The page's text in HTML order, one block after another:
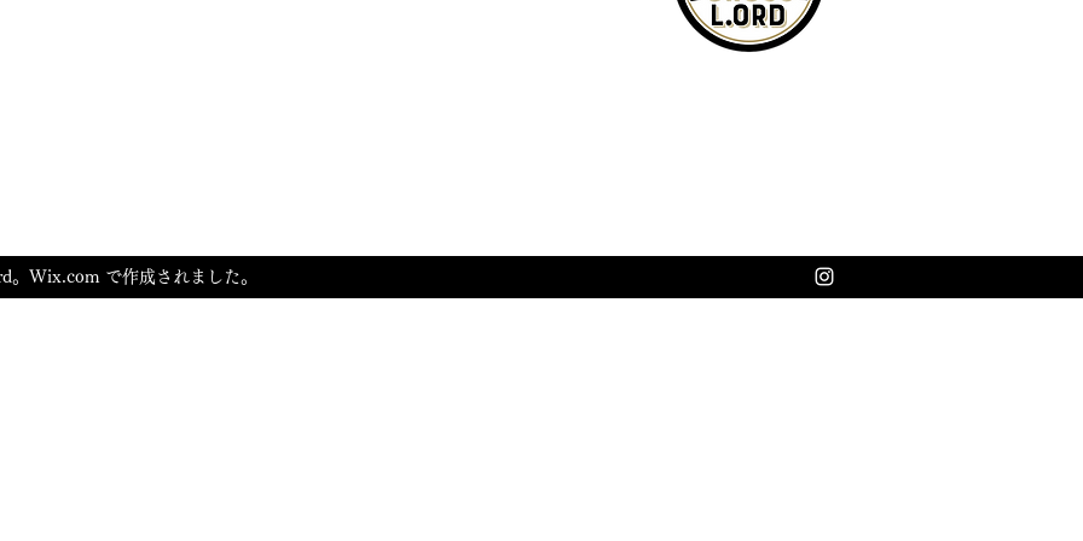
Wix.com で作成されました。